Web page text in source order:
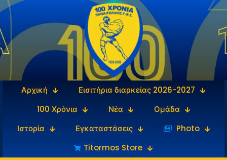
Αρχική
Εισιτήρια διαρκείας 2026-2027
100 Χρόνια
Νέα
Ομάδα
Ιστορία
Εγκαταστάσεις
‎‏‏‎ ‎Photo
Titormos Store